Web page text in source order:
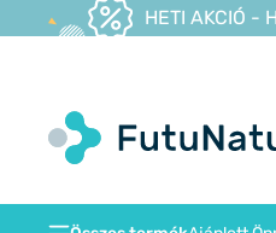
HETI AKCIÓ -